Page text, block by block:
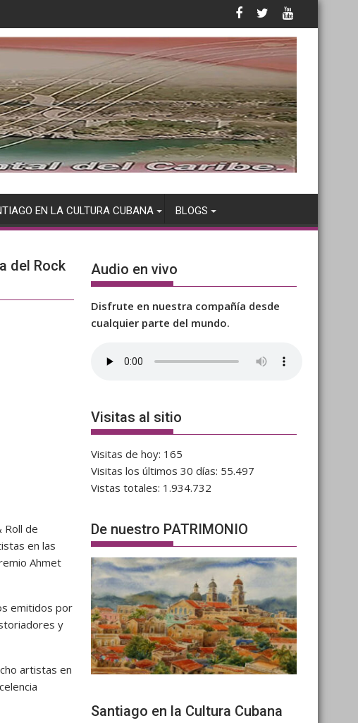
EN LA CULTURA CUBANA BLOGS
del Rock
Roll de
en las
Ahmet
emitidos por
y
artistas en
Audio en vivo
Disfrute en nuestra compañía desde
cualquier parte del mundo.
Visitas al sitio
Visitas de hoy: 165
Visitas los últimos 30 días: 55.497
Vistas totales: 1.934.732
De nuestro PATRIMONIO
Santiago en la Cultura Cubana